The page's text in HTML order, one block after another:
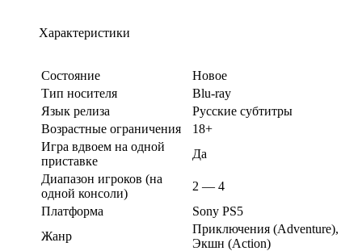
Характеристики
Состояние
Новое
Тип носителя
Blu-ray
Язык релиза
Русские субтитры
Возрастные ограничения
18+
Игра вдвоем на одной
приставке
Да
Диапазон игроков (на
одной консоли)
2 — 4
Платформа
Sony PS5
Жанр
Приключения (Adventure),
Экшн (Action)